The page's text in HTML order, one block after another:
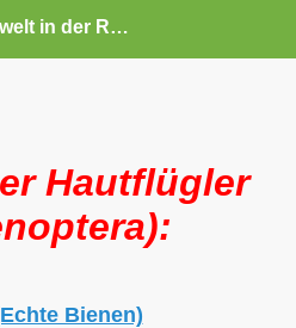
Insektenwelt in der Rhön und Umgebung
Hautflügler
Bienen)